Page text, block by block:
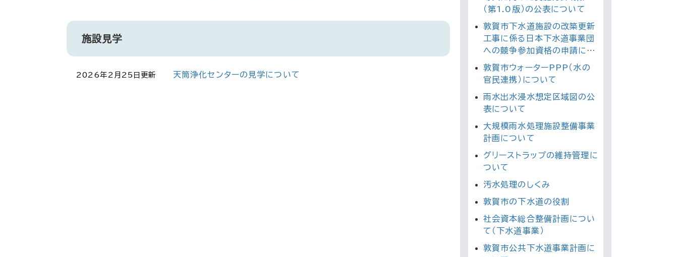
施設見学
2026年2月25日更新 天筒浄化センターの見学について
（第1.0版）の公表について
敦賀市下水道施設の改築更新
工事に係る日本下水道事業団
への競争参加資格の申請につ
いてのご案内
敦賀市ウォーターPPP（水の
官民連携）について
雨水出水浸水想定区域図の公
表について
大規模雨水処理施設整備事業
計画について
グリーストラップの維持管理に
ついて
汚水処理のしくみ
敦賀市の下水道の役割
社会資本総合整備計画につい
て（下水道事業）
敦賀市公共下水道事業計画に